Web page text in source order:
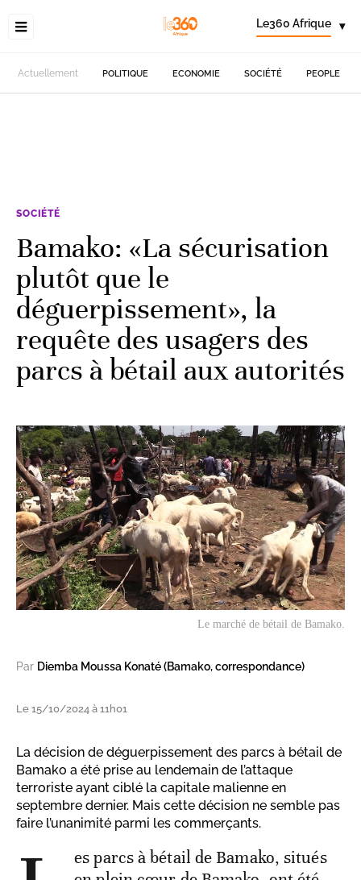
Le360 Afrique ▾
Actuellement POLITIQUE ECONOMIE SOCIÉTÉ PEOPLE
SOCIÉTÉ
Bamako: «La sécurisation
plutôt que le
déguerpissement», la
requête des usagers des
parcs à bétail aux autorités
Le marché de bétail de Bamako.
Par Diemba Moussa Konaté (Bamako, correspondance)
Le 15/10/2024 à 11h01
La décision de déguerpissement des parcs à bétail de
Bamako a été prise au lendemain de l’attaque
terroriste ayant ciblé la capitale malienne en
septembre dernier. Mais cette décision ne semble pas
faire l’unanimité parmi les commerçants.
es parcs à bétail de Bamako, situés